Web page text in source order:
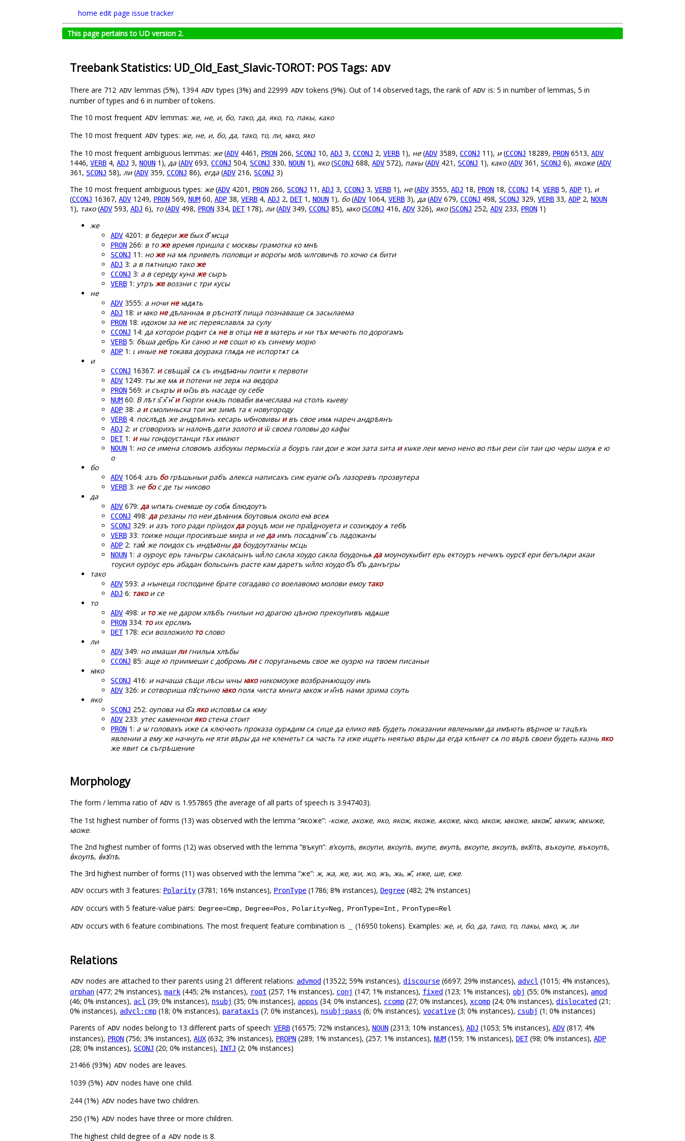
home edit page issue tracker
This page pertains to UD version 2.
Treebank Statistics: UD_Old_East_Slavic-TOROT: POS Tags: ADV
There are 712 ADV lemmas (5%), 1394 ADV types (3%) and 22999 ADV tokens (9%). Out of 14 observed tags, the rank of ADV is: 5 in number of lemmas, 5 in
number of types and 6 in number of tokens.
The 10 most frequent ADV lemmas: же, не, и, бо, тако, да, яко, то, пакы, како
The 10 most frequent ADV types: же, не, и, бо, да, тако, то, ли, ꙗко, яко
The 10 most frequent ambiguous lemmas: же(ADV 4461, PRON 266, SCONJ 10, ADJ 3, CCONJ 2, VERB 1), не(ADV 3589, CCONJ 11), и(CCONJ 18289, PRON 6513, ADV
1446, VERB 4, ADJ 3, NOUN 1), да (ADV 693, CCONJ 504, SCONJ 330, NOUN 1), яко(SCONJ 688, ADV 572), пакы(ADV 421, SCONJ 1), како(ADV 361, SCONJ 6), якоже(ADV
361, SCONJ 58), ли(ADV 359, CCONJ 86), егда (ADV 216, SCONJ 3)
The 10 most frequent ambiguous types: же(ADV 4201, PRON 266, SCONJ 11, ADJ 3, CCONJ 3, VERB 1), не(ADV 3555, ADJ 18, PRON 18, CCONJ 14, VERB 5, ADP 1), и
(CCONJ 16367, ADV 1249, PRON 569, NUM 60, ADP 38, VERB 4, ADJ 2, DET1, NOUN 1), бо(ADV 1064, VERB 3), да (ADV 679, CCONJ 498, SCONJ 329, VERB 33, ADP 2, NOUN
1), тако(ADV 593, ADJ 6), то(ADV 498, PRON 334, DET178), ли(ADV 349, CCONJ 85), ꙗко(SCONJ 416, ADV 326), яко(SCONJ 252, ADV 233, PRON 1)
же
ADV 4201: в бедерижебых д҃ мсца
PRON 266: в тожевремя пришла с москвы грамотка ко мнѣ
SCONJ 11: ножена мѧ привелъ половци и ворогы моѣ ѡлговичѣ то хочю сѧ бити
ADJ 3: а в пѧтницю такоже
CCONJ 3: а в середу куна жесыръ
VERB 1: утръ жевоззни с три кусы
не
ADV 3555: а ночи неꙗдѧть
ADJ 18: и ꙗко недѣланнаѧ в рѣснотꙋ пища познаваше сѧ засылаема
PRON 18: идохом за неис переяславлѧ за сулу
CCONJ 14: да которои родит сѧ нев отца нев матерь и ни тѣх мечють по дорогамъ
VERB 5: бѣша дебрь Ки саню и несошл ю къ синему морю
ADP 1: ι иные нетокава дѹрака глѧдѧ не испортѧт сѧ
и
CCONJ 16367: исвѣщах꙽ сѧ съ индѣꙗны поити к первоти
ADV 1249: тꙑ же мѧ ипотени не зерѧ на ѳедора
PRON 569: и съкрꙑ икн҃зь въ насаде ѹ себе
NUM 60: В лѣт ѕ҃ х҃ н҃иГюрги кнѧзь поваби вѧчеслава на столъ кыеву
ADP 38: а исмолиньска тои же зимѣ та к новугороду
VERB 4: послѣдѣ же андрѣянъ кесарь ѡбновивы ивъ свое имѧ нареч андрѣянъ
ADJ 2: и сговорихъ ѡ налонѣ дати золото иѿ своеа головы до кафы
DET1: ины гондѹстанци тѣх имают
NOUN 1: но се имена словомъ азбоукы пермьскїа а боуръ гаи дои е жои зата ѕита икѡке леи мено нено во пѣи реи сїи таи цю черы шоуѧ е ю
о
бо
ADV 1064: азъ богрѣшьныи рабъ алекса написахъ сиѥ еуагѥ сн҃ъ лазоревъ прозвутера
VERB 3: не бос де ты никово
да
ADV 679: даѡпѧть снемше оу собѧ блюдѹтъ
CCONJ 498: дарезаны по неи дѣꙗниѧ бѹтовыѧ около еꙗ всеѧ
SCONJ 329: и азъ того ради прїидохдарѹцѣ мои не праз꙽днѹета и созиждѹ ѧ тебѣ
VERB 33: тоиже нощи просивъше мира и недаимъ посадник҃ съ ладожанꙑ
ADP 2: там꙽ же поидох съ индѣꙗныдабѹдѹтханы мсць
NOUN 1: а ѹрѹс ерь таньгры сакласынъ ѡл꙽ло сакла хѹдо сакла бѹдоньѧ дамѹнѹкыбит ерь ектѹръ нечикъ ѹрсꙋ ери бегълѧри акаи
тѹсил ѹрѹс ерь абадан больсынъ расте кам даретъ ѡл꙽ло хѹдо б҃ъ б҃ъ данъгры
тако
ADV 593: а нꙑнеца господине брате согадаво со воелавомо молови емѹ тако
ADJ 6: такои се
то
ADV 498: и тоже не даром хлѣбъ гнилыи но драгою цѣною прекѹпивъ ꙗдѧше
PRON 334: тоих ерслмъ
DET178: еси возложило тослово
ли
ADV 349: но имашилигнилыѧ хлѣбы
CCONJ 85: аще ю приимеши с добромьлис поруганьемь свое же оузрю на твоем писаньи
ꙗко
SCONJ 416: и начаша сѣщи лѣсы ѡны ꙗконикомѹже возбранѧющѹ имъ
ADV 326: и сотвориша пꙋстыню ꙗкополѧ чиста мнѡга ꙗкож и н҃нѣ нами зрима сѹть
яко
SCONJ 252: оупова на б҃а якоисповѣм сѧ ѥму
ADV 233: утес каменноиякостена стоит
PRON 1: а ѡ головахъ иже сѧ ключють проказа оурѧдим сѧ сице да елико явѣ будеть показании явлеными да имѣють вѣрное ѡ тацѣхъ
явлении а ему же начнуть не яти вѣры да не кленетьт сѧ часть та иже ищеть неятью вѣры да егда клѣнет сѧ по вѣрѣ своеи будеть казньяко
же явит сѧ съгрѣшение
Morphology
The form / lemma ratio of ADV is 1.957865 (the average of all parts of speech is 3.947403).
The 1st highest number of forms (13) was observed with the lemma “якоже”: -коже, акоже, яко, якож, якоже, ѧкоже, ꙗко, ꙗкож, ꙗкоже, ꙗкож҃, ꙗкѡж, ꙗкѡже,
ꙗоже.
The 2nd highest number of forms (12) was observed with the lemma “въкупѣ”: вʼкоупѣ, вкоупи, вкоупѣ, вкупе, вкупѣ, вкѹпе, вкѹпѣ, вкꙋпѣ, въкѹпе, въкѹпѣ,
в꙽кѹпѣ, в꙽кꙋпѣ.
The 3rd highest number of forms (11) was observed with the lemma “же”: ж, жа, же, жи, жо, жъ, жь, ж҃, иже, ше, єже.
ADV occurs with 3 features: Polarity (3781; 16% instances), PronType (1786; 8% instances), Degree (482; 2% instances)
ADV occurs with 5 feature-value pairs: Degree=Cmp, Degree=Pos, Polarity=Neg, PronType=Int , PronType=Rel
ADV occurs with 6 feature combinations. The most frequent feature combination is (16950 tokens). Examples: же, и, бо, да, тако, то, пакы, ꙗко, ж, ли
Relations
ADV nodes are attached to their parents using 21 different relations: advmod (13522; 59% instances), discourse (6697; 29% instances), advcl (1015; 4% instances),
orphan (477; 2% instances), mark (445; 2% instances), root (257; 1% instances), conj (147; 1% instances), fixed (123; 1% instances), obj (55; 0% instances), amod
(46; 0% instances), acl (39; 0% instances), nsubj (35; 0% instances), appos (34; 0% instances), ccomp (27; 0% instances), xcomp (24; 0% instances), dislocated (21;
0% instances), advcl:cmp (18; 0% instances), parataxis (7; 0% instances), nsubj:pass (6; 0% instances), vocative (3; 0% instances), csubj (1; 0% instances)
Parents of ADV nodes belong to 13 different parts of speech: VERB (16575; 72% instances), NOUN (2313; 10% instances), ADJ (1053; 5% instances), ADV (817; 4%
instances), PRON (756; 3% instances), AUX (632; 3% instances), PROPN (289; 1% instances), (257; 1% instances), NUM (159; 1% instances), DET(98; 0% instances), ADP
(28; 0% instances), SCONJ (20; 0% instances), INTJ (2; 0% instances)
21466 (93%) ADV nodes are leaves.
1039 (5%) ADV nodes have one child.
244 (1%) ADV nodes have two children.
250 (1%) ADV nodes have three or more children.
The highest child degree of a ADV node is 8.